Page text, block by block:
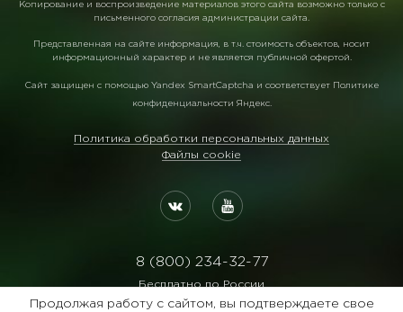
Копирование и воспроизведение материалов этого сайта возможно только с
письменного согласия администрации сайта.
Представленная на сайте информация, в т.ч. стоимость объектов, носит
информационный характер и не является публичной офертой.
Сайт защищен с помощью Yandex SmartCaptcha и соответствует Политике
конфиденциальности Яндекс.
Политика обработки персональных данных
Файлы cookie
8 (800) 234-32-77
Бесплатно по России
Продолжая работу с сайтом, вы подтверждаете свое